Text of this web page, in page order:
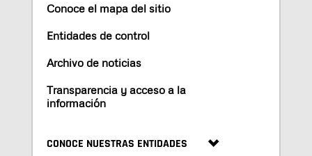
Conoce el mapa del sitio
Entidades de control
Archivo de noticias
Transparencia y acceso a la
información
CONOCE NUESTRAS ENTIDADES